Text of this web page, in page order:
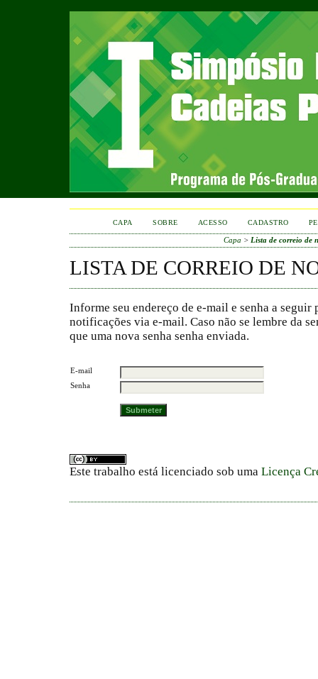
CAPA SOBRE ACESSO CADASTRO
Capa > Lista de correio de
LISTA DE CORREIO DE
Informe seu endereço de e-mail e senha a seguir
notificações via e-mail. Caso não se lembre da
que uma nova senha senha enviada.
E-mail
Senha
Este trabalho está licenciado sob uma Licença